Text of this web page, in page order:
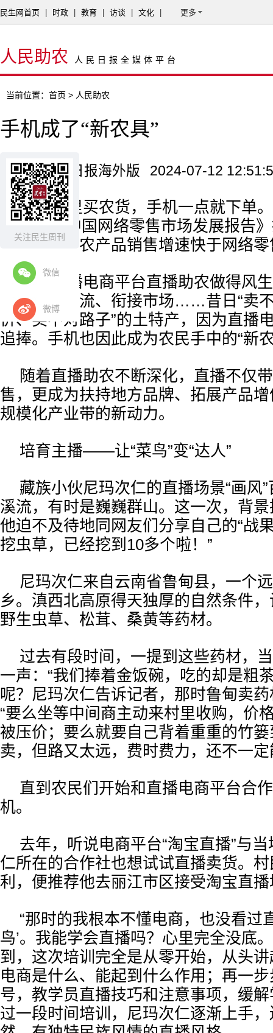
关注民生周刊
微信
微博
民生网首页 时政 教育 访谈 文化 更多
人民助农 人民日报全媒体平台
当前位置： 首页 > 人民助农
手机成了“新农具”
来源：人民日报海外版 2024-07-12
直播间里买农货，手机一点就下单
《2023年中国网络零售市场发展报告
成效显著，农产品销售增速快于网络
各大直播电商平台直播助农做得风
播、推荐引流、衔接市场……昔日“卖
价、卖不对路子”的土特产，因为直播
追捧。手机也因此成为农民手中的“新
随着直播助农不断深化，直播不仅
售，更成为扶持地方品牌、拓展产品
规模化产业带的新动力。
培育主播——让“菜鸟”变“达人”
藏族小伙尼玛次仁的直播场景“画风
溪流，有时是巍巍群山。这一次，背
他迫不及待地同网友们分享自己的“战
挖虫草，已经挖到10多个啦！”
尼玛次仁来自云南省鲁甸县，一个
乡。滇西北高原得天独厚的自然条件
野生虫草、松茸、桑黄等药材。
过去有段时间，一提到这些药材，
一声：“我们捧着金饭碗，吃的却是粗
呢？尼玛次仁告诉记者，那时鲁甸卖
“要么坐等中间商主动来村里收购，价
被压价；要么就要自己背着重重的竹
卖，但路又太远，费时费力，还不一定
直到农民们开始和直播电商平台合
机。
去年，听说电商平台“淘宝直播”与
仁所在的合作社也想试试直播卖货。
利，便推荐他去丽江市区接受淘宝直
“那时的我根本不懂电商，也没看过
鸟’。我能学会直播吗？心里完全没底
到，这次培训完全是从零开始，从头
电商是什么、能起到什么作用；再一
号，教学员直播技巧和注意事项，缓
过一段时间培训，尼玛次仁逐渐上手